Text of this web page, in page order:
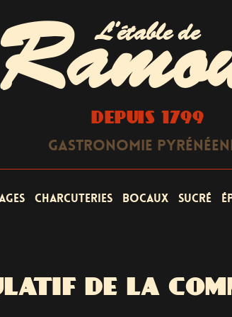
L'étable de
DEPUIS 1799
Gastronomie
Charcuteries Bocaux Sucré
DE LA